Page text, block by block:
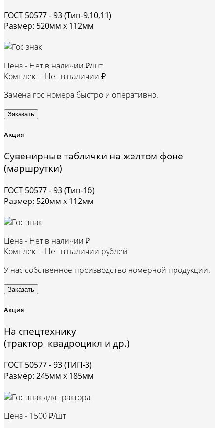
ГОСТ 50577 - 93 (Тип-9,10,11)
Размер: 520мм х 112мм
Цена - Нет в наличии ₽/шт
Комплект - Нет в наличии ₽
Замена гос номера быстро и оперативно.
Заказать
Акция
Сувенирные таблички на желтом фоне
(маршрутки)
ГОСТ 50577 - 93 (Тип-1б)
Размер: 520мм х 112мм
Цена - Нет в наличии ₽
Комплект - Нет в наличии рублей
У нас собственное производство номерной продукции.
Заказать
Акция
На спецтехнику
(трактор, квадроцикл и др.)
ГОСТ 50577 - 93 (ТИП-3)
Размер: 245мм х 185мм
Цена - 1500 ₽/шт